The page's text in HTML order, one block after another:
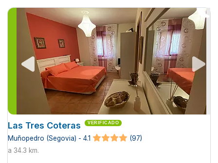
Las Tres Coteras VERIFICADO
Muñopedro (Segovia) - 4.1
(97)
a 34.3 km.